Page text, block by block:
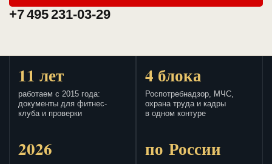
+7 495 231-03-29
11 лет
работаем с 2015 года:
документы для фитнес-
клуба и проверки
4 блока
Роспотребнадзор, МЧС,
охрана труда и кадры
в одном контуре
2026 по России